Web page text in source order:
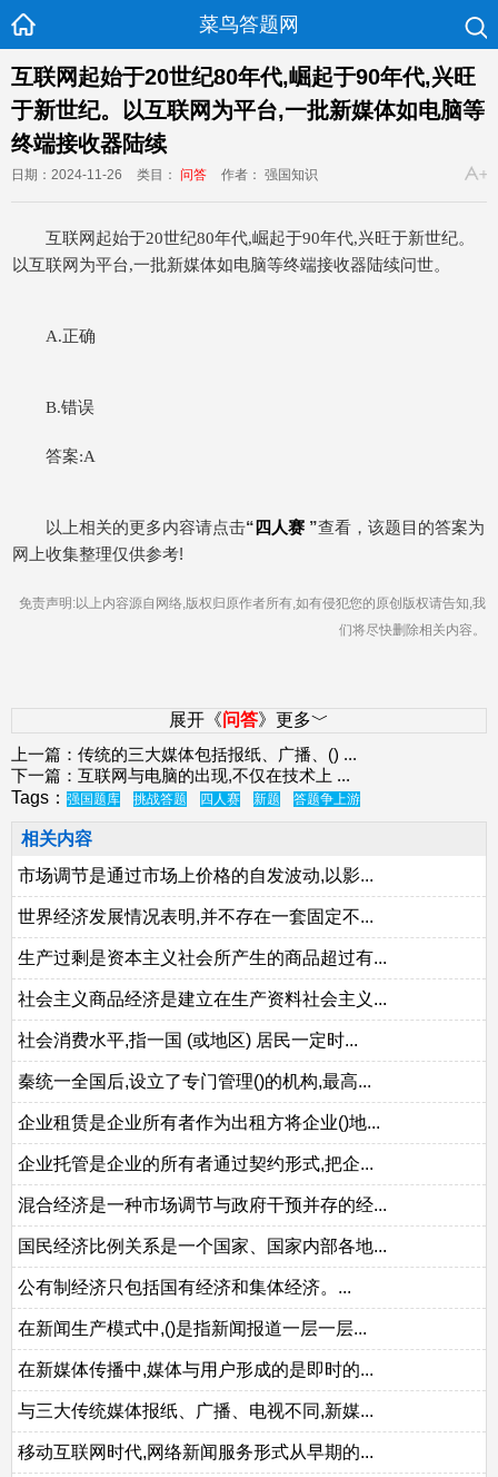
菜鸟答题网
互联网起始于20世纪80年代,崛起于90年代,兴旺
于新世纪。以互联网为平台,一批新媒体如电脑等
终端接收器陆续
日期：2024-11-26 类目： 问答 作者： 强国知识
互联网起始于20世纪80年代,崛起于90年代,兴旺于新世纪。
以互联网为平台,一批新媒体如电脑等终端接收器陆续问世。
A.正确
B.错误
答案:A
以上相关的更多内容请点击“四人赛 ”查看，该题目的答案为
网上收集整理仅供参考!
免责声明:以上内容源自网络,版权归原作者所有,如有侵犯您的原创版权请告知,我
们将尽快删除相关内容。
展开《问答》更多﹀
上一篇： 传统的三大媒体包括报纸、广播、() ...
下一篇： 互联网与电脑的出现,不仅在技术上 ...
Tags： 强国题库 挑战答题 四人赛 新题 答题争上游
相关内容
市场调节是通过市场上价格的自发波动,以影...
世界经济发展情况表明,并不存在一套固定不...
生产过剩是资本主义社会所产生的商品超过有...
社会主义商品经济是建立在生产资料社会主义...
社会消费水平,指一国 (或地区) 居民一定时...
秦统一全国后,设立了专门管理()的机构,最高...
企业租赁是企业所有者作为出租方将企业()地...
企业托管是企业的所有者通过契约形式,把企...
混合经济是一种市场调节与政府干预并存的经...
国民经济比例关系是一个国家、国家内部各地...
公有制经济只包括国有经济和集体经济。...
在新闻生产模式中,()是指新闻报道一层一层...
在新媒体传播中,媒体与用户形成的是即时的...
与三大传统媒体报纸、广播、电视不同,新媒...
移动互联网时代,网络新闻服务形式从早期的...